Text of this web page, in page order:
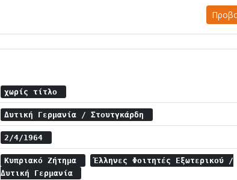
χωρίς τίτλο
Δυτική Γερμανία / Στουτγκάρδη
2/4/1964
Κυπριακό Ζήτημα
Έλληνες Φοιτητές Εξωτερικού /
Δυτική Γερμανία